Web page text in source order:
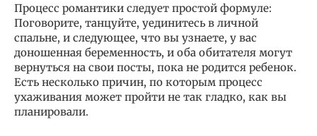
Процесс романтики следует простой формуле:
Поговорите, танцуйте, уединитесь в личной
спальне, и следующее, что вы узнаете, у вас
доношенная беременность, и оба обитателя могут
вернуться на свои посты, пока не родится ребенок.
Есть несколько причин, по которым процесс
ухаживания может пройти не так гладко, как вы
планировали.